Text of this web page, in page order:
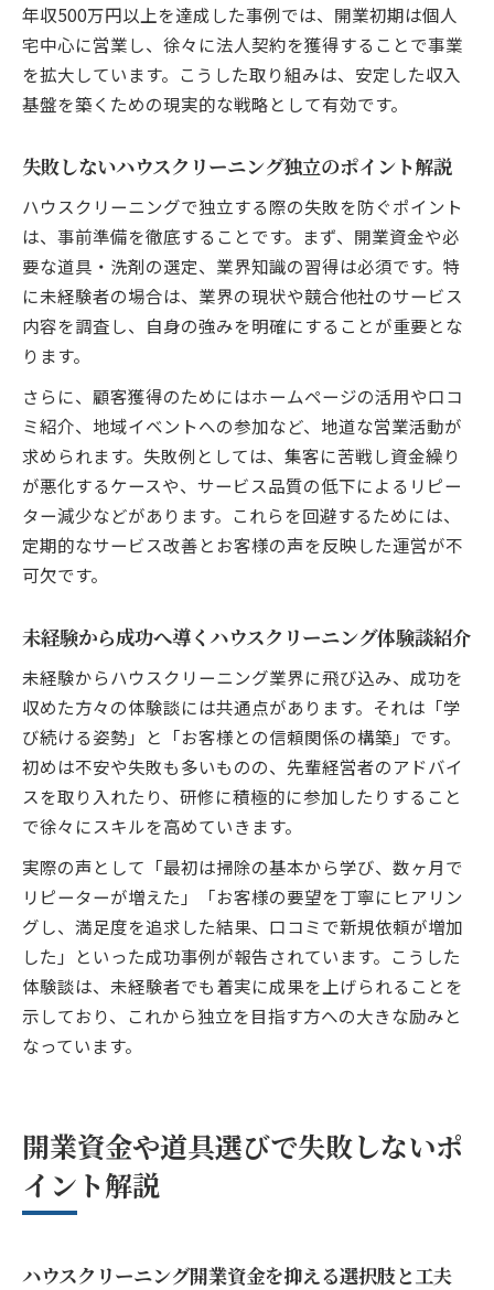
年収500万円以上を達成した事例では、開業初期は個人
宅中心に営業し、徐々に法人契約を獲得することで事業
を拡大しています。こうした取り組みは、安定した収入
基盤を築くための現実的な戦略として有効です。
失敗しないハウスクリーニング独立のポイント解説
ハウスクリーニングで独立する際の失敗を防ぐポイント
は、事前準備を徹底することです。まず、開業資金や必
要な道具・洗剤の選定、業界知識の習得は必須です。特
に未経験者の場合は、業界の現状や競合他社のサービス
内容を調査し、自身の強みを明確にすることが重要とな
ります。
さらに、顧客獲得のためにはホームページの活用や口コ
ミ紹介、地域イベントへの参加など、地道な営業活動が
求められます。失敗例としては、集客に苦戦し資金繰り
が悪化するケースや、サービス品質の低下によるリピー
ター減少などがあります。これらを回避するためには、
定期的なサービス改善とお客様の声を反映した運営が不
可欠です。
未経験から成功へ導くハウスクリーニング体験談紹介
未経験からハウスクリーニング業界に飛び込み、成功を
収めた方々の体験談には共通点があります。それは「学
び続ける姿勢」と「お客様との信頼関係の構築」です。
初めは不安や失敗も多いものの、先輩経営者のアドバイ
スを取り入れたり、研修に積極的に参加したりすること
で徐々にスキルを高めていきます。
実際の声として「最初は掃除の基本から学び、数ヶ月で
リピーターが増えた」「お客様の要望を丁寧にヒアリン
グし、満足度を追求した結果、口コミで新規依頼が増加
した」といった成功事例が報告されています。こうした
体験談は、未経験者でも着実に成果を上げられることを
示しており、これから独立を目指す方への大きな励みと
なっています。
開業資金や道具選びで失敗しないポ
イント解説
ハウスクリーニング開業資金を抑える選択肢と工夫